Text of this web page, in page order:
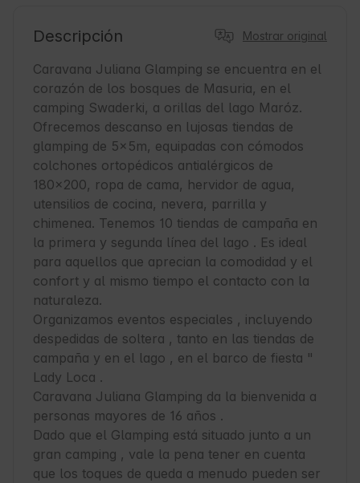
Descripción Mostrar original
Caravana Juliana Glamping se encuentra en el
corazón de los bosques de Masuria, en el
camping Swaderki, a orillas del lago Maróz.
Ofrecemos descanso en lujosas tiendas de
glamping de 5x5m, equipadas con cómodos
colchones ortopédicos antialérgicos de
180x200, ropa de cama, hervidor de agua,
utensilios de cocina, nevera, parrilla y
chimenea. Tenemos 10 tiendas de campaña en
la primera y segunda línea del lago . Es ideal
para aquellos que aprecian la comodidad y el
confort y al mismo tiempo el contacto con la
naturaleza.
Organizamos eventos especiales , incluyendo
despedidas de soltera , tanto en las tiendas de
campaña y en el lago , en el barco de fiesta "
Lady Loca .
Caravana Juliana Glamping da la bienvenida a
personas mayores de 16 años .
Dado que el Glamping está situado junto a un
gran camping , vale la pena tener en cuenta
que los toques de queda a menudo pueden ser